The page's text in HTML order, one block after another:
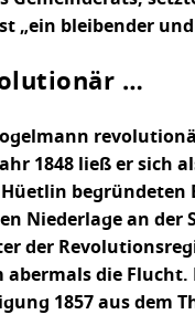
„ein bleibender
…
1848 ließ er
Niederlage an
der
die
1857 aus